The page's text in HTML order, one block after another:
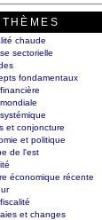
chaude
sectorielle
fondamentaux
et conjoncture
et politique
de l'est
économique récente
et changes